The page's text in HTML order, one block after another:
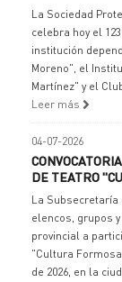
La Sociedad
celebra hoy el
institución
Moreno", el
Martínez" y el
Leer más
04-07-2026
DE TEATRO
La Subsecretaría
elencos, grupos
provincial a
"Cultura
de 2026, en la